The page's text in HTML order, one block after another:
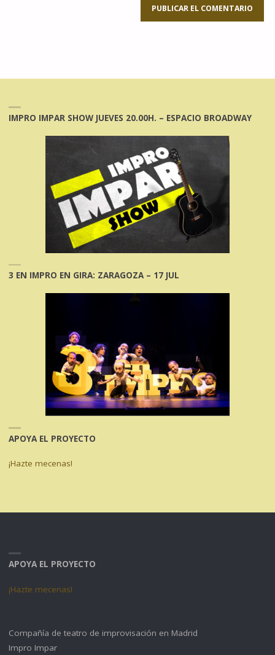
IMPRO IMPAR SHOW JUEVES 20.00H. – ESPACIO BROADWAY
3 EN IMPRO EN GIRA: ZARAGOZA – 17 JUL
APOYA EL PROYECTO
¡Hazte mecenas!
APOYA EL PROYECTO
¡Hazte mecenas!
Compañía de teatro de improvisación en Madrid
Impro Impar